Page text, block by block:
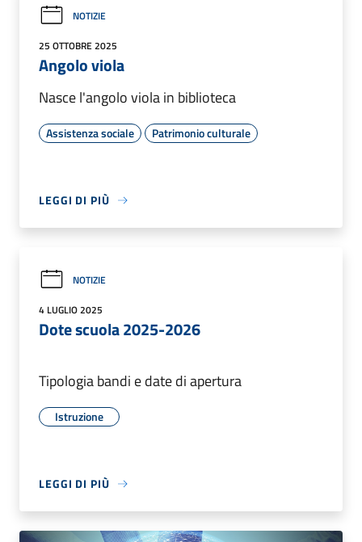
NOTIZIE
25 OTTOBRE 2025
Angolo viola
Nasce l'angolo viola in biblioteca
Assistenza sociale Patrimonio culturale
LEGGI DI PIÙ
NOTIZIE
4 LUGLIO 2025
Dote scuola 2025-2026
Tipologia bandi e date di apertura
Istruzione
LEGGI DI PIÙ